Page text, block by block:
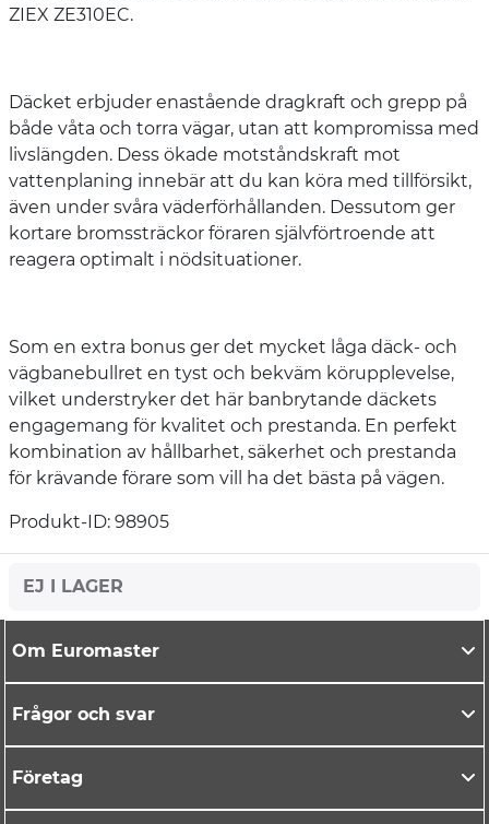
ZIEX ZE310EC.
Däcket erbjuder enastående dragkraft och grepp på
både våta och torra vägar, utan att kompromissa med
livslängden. Dess ökade motståndskraft mot
vattenplaning innebär att du kan köra med tillförsikt,
även under svåra väderförhållanden. Dessutom ger
kortare bromssträckor föraren självförtroende att
reagera optimalt i nödsituationer.
Som en extra bonus ger det mycket låga däck- och
vägbanebullret en tyst och bekväm körupplevelse,
vilket understryker det här banbrytande däckets
engagemang för kvalitet och prestanda. En perfekt
kombination av hållbarhet, säkerhet och prestanda
för krävande förare som vill ha det bästa på vägen.
Produkt-ID: 98905
EJ I LAGER
Om Euromaster
Frågor och svar
Företag